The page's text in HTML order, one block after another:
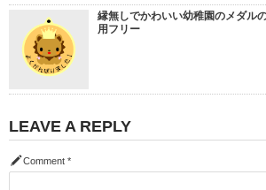
縁無しでかわいい幼稚園のメダル
用フリー
LEAVE A REPLY
Comment *